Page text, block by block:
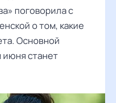
поговорила с
о том, какие
Основной
станет